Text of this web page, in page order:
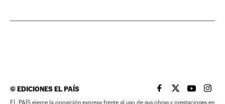
©EDICIONES EL PAÍS EL PAÍS BRASIL EN
EL PAÍSEL PAÍS
EL
EL PAÍS ejerce la oposición expresa frente al uso de sus obras y prestaciones en